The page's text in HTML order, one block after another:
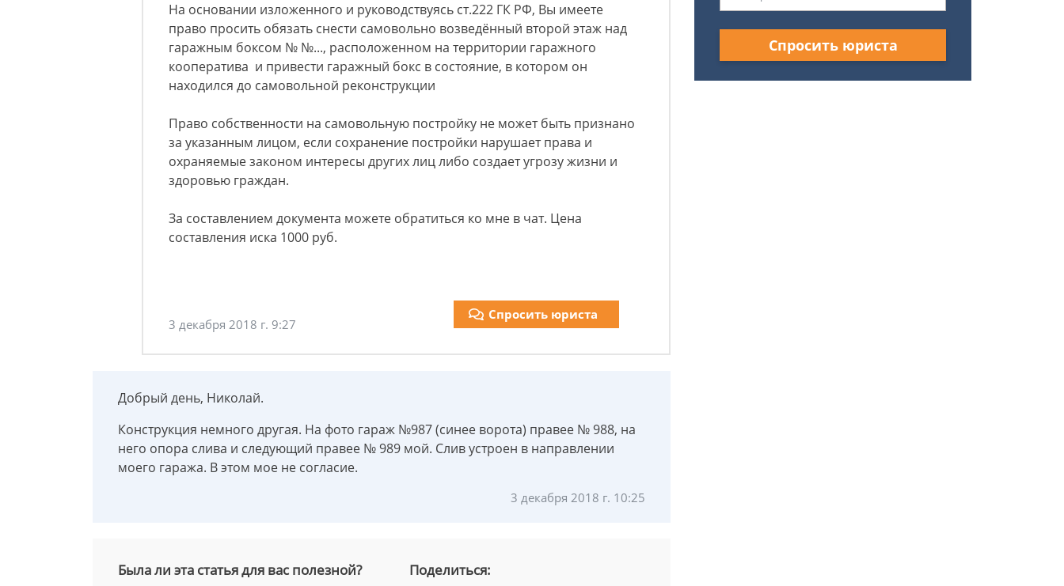
На основании изложенного и руководствуясь ст.222 ГК РФ, Вы имеете
право просить обязать снести самовольно возведённый второй этаж над
гаражным боксом № №..., расположенном на территории гаражного
кооператива и привести гаражный бокс в состояние, в котором он
находился до самовольной реконструкции
Право собственности на самовольную постройку не может быть признано
за указанным лицом, если сохранение постройки нарушает права и
охраняемые законом интересы других лиц либо создает угрозу жизни и
здоровью граждан.
За составлением документа можете обратиться ко мне в чат. Цена
составления иска 1000 руб.
3 декабря 2018 г. 9:27
Спросить юриста
Добрый день, Николай.
Конструкция немного другая. На фото гараж №987 (синее ворота) правее № 988, на
него опора слива и следующий правее № 989 мой. Слив устроен в направлении
моего гаража. В этом мое не согласие.
3 декабря 2018 г. 10:25
Была ли эта статья для вас полезной? Поделиться:
Спросить юриста